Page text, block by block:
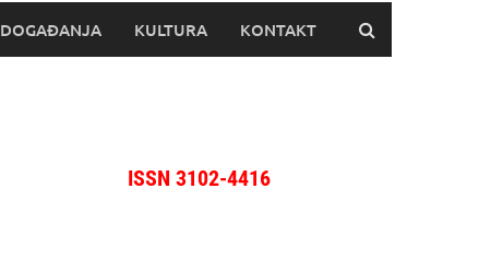
DOGAĐANJA KULTURA KONTAKT
ISSN 3102-4416